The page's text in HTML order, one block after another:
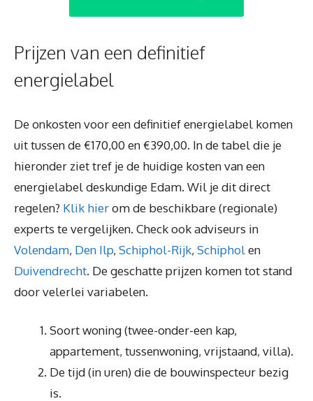
Prijzen van een definitief
energielabel
De onkosten voor een definitief energielabel komen
uit tussen de €170,00 en €390,00. In de tabel die je
hieronder ziet tref je de huidige kosten van een
energielabel deskundige Edam. Wil je dit direct
regelen? Klik hierom de beschikbare (regionale)
experts te vergelijken. Check ook adviseurs in
Volendam, Den Ilp, Schiphol-Rijk, Schipholen
Duivendrecht. De geschatte prijzen komen tot stand
door velerlei variabelen.
Soort woning (twee-onder-een kap,
appartement, tussenwoning, vrijstaand, villa).
De tijd (in uren) die de bouwinspecteur bezig
is.